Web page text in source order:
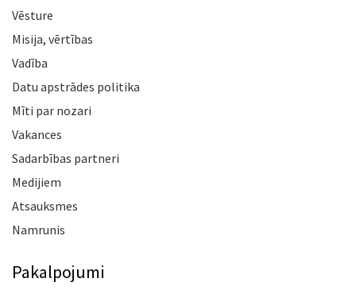
Vēsture
Misija, vērtības
Vadība
Datu apstrādes politika
Mīti par nozari
Vakances
Sadarbības partneri
Medijiem
Atsauksmes
Namrunis
Pakalpojumi